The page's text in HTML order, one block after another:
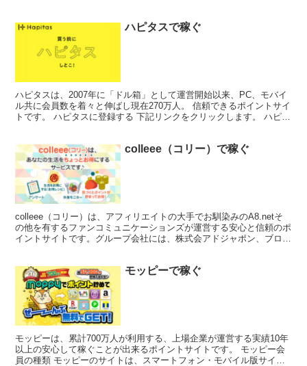
ハピタスで稼ぐ
ハピタスは、2007年に「ドル箱」として運営開始以来、PC、モバイ
ル共に会員数を着々と伸ばし現在270万人。 信頼できるポイントサイ
トです。 ハピタスに登録する 下記リンクをクリックします。 ハピタ
colleee（コリー）で稼ぐ
colleee（コリー）は、アフィリエイトの大手でお馴染みのA8.netそ
の他を有するファンコミュニケーションズが運営する安心と信頼のポ
イントサイトです。グループ会社には、株式会アドジャポン、ブログ
モッピーで稼ぐ
モッピーは、累計700万人が利用する、上場企業が運営する実績10年
以上の安心して稼ぐことが出来るポイントサイトです。 モッピー会
員の種類 モッピーのサイトは、スマートフォン・モバイル版サイト